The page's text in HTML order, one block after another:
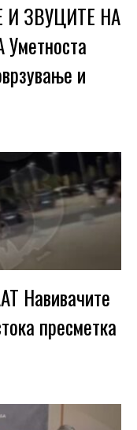
ЗВУЦИТЕ НА
и
Навивачите
пресметка